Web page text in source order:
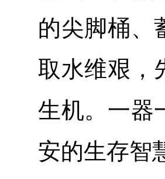
的尖脚桶、
取水维艰，
生机。一器
安的生存智